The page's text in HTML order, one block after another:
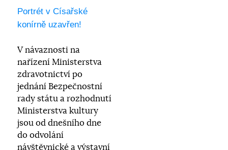
Portrét v Císařské
konírně uzavřen!
V návaznosti na
nařízení Ministerstva
zdravotnictví po
jednání Bezpečnostní
rady státu a rozhodnutí
Ministerstva kultury
jsou od dnešního dne
do odvolání
návštěvnické a výstavní